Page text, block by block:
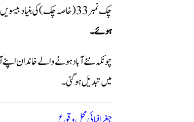
چک نمبر 33 ( خاصہ چک)کی بنیاد بیسویں صدی کے آغاز میں پڑی۔ مقامی روایات کے مطابق
ہوئے۔
چونکہ نئے آباد ہونے والے خاندان
میں تبدیل ہوگئی۔